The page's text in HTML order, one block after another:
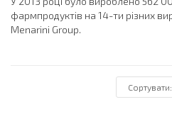
фармпродуктів на 14-ти різних
Menarini Group.